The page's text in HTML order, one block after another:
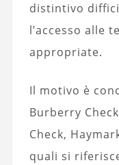
distintivo
l’accesso alle
appropriate.
Il motivo è
Burberry
Check,
quali si